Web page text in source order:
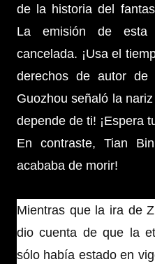
de la historia del
La emisión de
cancelada. ¡Usa el
derechos de autor de
Guozhou señaló la
depende de ti! ¡Espera
En contraste, Tian
acababa de morir!
Mientras que la ira de
dio cuenta de que la
sólo había estado en